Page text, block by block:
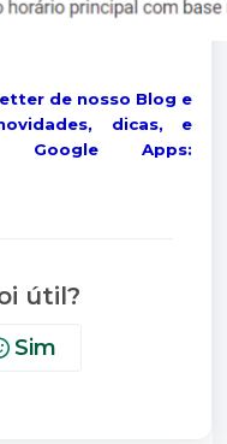
de nosso Blog e
dicas, e
Google Apps:
útil?
Sim